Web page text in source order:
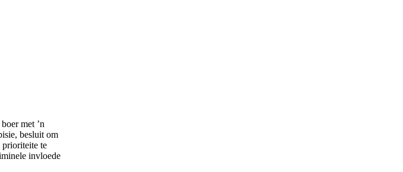
met ’n
besluit om
prioriteite te
invloede